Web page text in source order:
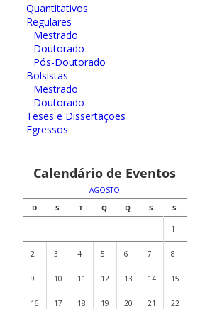
Quantitativos
Regulares
Mestrado
Doutorado
Pós-Doutorado
Bolsistas
Mestrado
Doutorado
Teses e Dissertações
Egressos
Calendário de Eventos
AGOSTO
D
S T Q Q S S
1
2 3 4 5 6 7 8
9 10 11 12 13 14 15
16 17 18 19 20 21 22